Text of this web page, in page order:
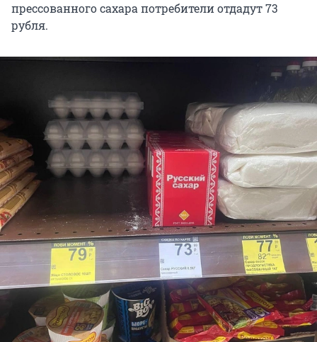
прессованного сахара потребители отдадут 73
рубля.